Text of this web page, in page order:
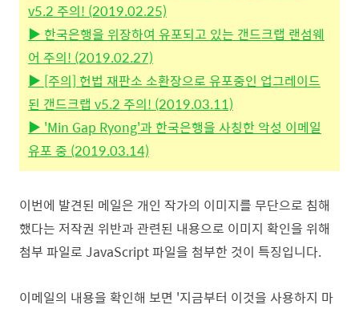
v5.2 주의! (2019.02.25)
▶ 한국은행을 위장하여 유포되고 있는 갠드크랩 랜섬웨
어 주의! (2019.02.27)
▶ [주의] 헌법 재판소 소환장으로 유포중인 업그레이드
된 갠드크랩 v5.2 주의! (2019.03.11)
▶ 'Min Gap Ryong'과 한국은행을 사칭한 악성 이메일
유포 중 (2019.03.14)
이번에 발견된 메일은 개인 작가의 이미지를 무단으로 침해
했다는 저작권 위반과 관련된 내용으로 이미지 확인을 위해
첨부 파일로 JavaScript 파일을 첨부한 것이 특징입니다.
이메일의 내용을 확인해 보면 '지금부터 이것을 사용하지 마